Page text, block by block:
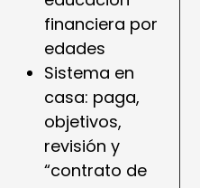
financiera por
edades
Sistema en
casa: paga,
objetivos,
revisión y
“contrato de